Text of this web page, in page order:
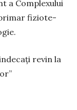
a Comple­xu­lui
pri­mar fizio­te­
revin la